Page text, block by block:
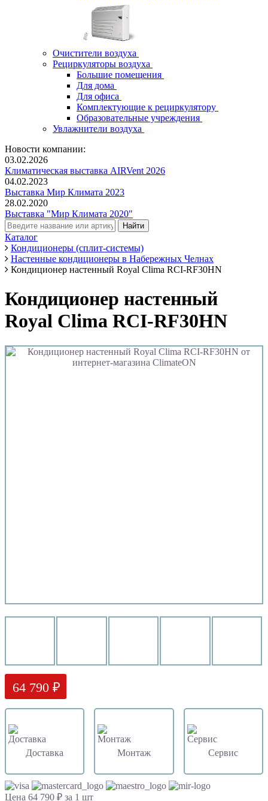
Очистители воздуха
Рециркуляторы воздуха
Большие помещения
Для дома
Для офиса
Комплектующие к рециркулятору
Образовательные учреждения
Увлажнители воздуха
Новости компании:
03.02.2026
Климатическая выставка AIRVent 2026
04.02.2023
Выставка Мир Климата 2023
28.02.2020
Выставка "Мир Климата 2020"
Каталог
Кондиционеры (сплит-системы)
Настенные кондиционеры в Набережных Челнах
Кондиционер настенный Royal Clima RCI-RF30HN
Кондиционер настенный
Royal Clima RCI-RF30HN
64 790 ₽
Доставка Монтаж Сервис
Цена 64 790 ₽ за 1 шт